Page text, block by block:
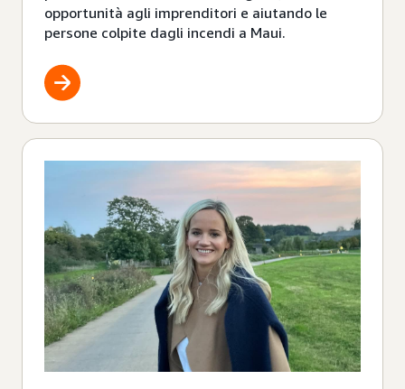
opportunità agli imprenditori e aiutando le
persone colpite dagli incendi a Maui.